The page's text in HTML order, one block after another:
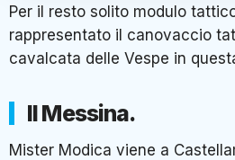
Per il resto solito modulo
rappresentato il canovaccio
cavalcata delle Vespe in
Il Messina.
Mister Modica viene a